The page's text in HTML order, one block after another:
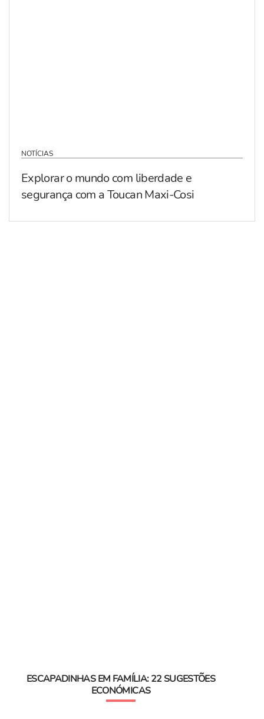
NOTÍCIAS
Explorar o mundo com liberdade e
segurança com a Toucan Maxi-Cosi
ESCAPADINHAS EM FAMÍLIA: 22 SUGESTÕES
ECONÓMICAS